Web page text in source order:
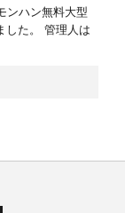
ンハン無料大型
した。 管理人は